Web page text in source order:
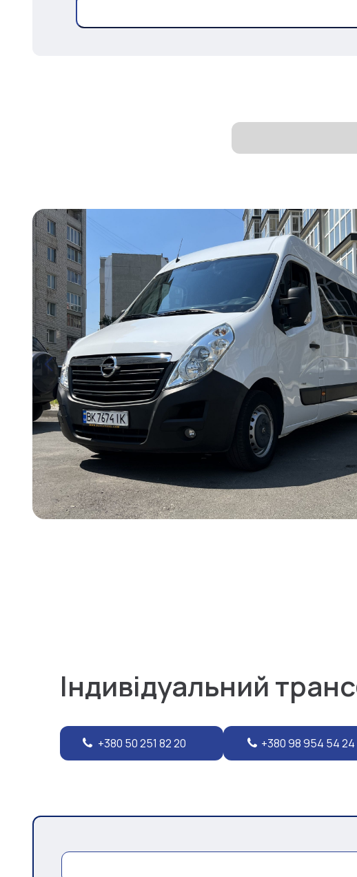
Індивідуальний
+380 50 251 82 20 +380 98 954 54 24